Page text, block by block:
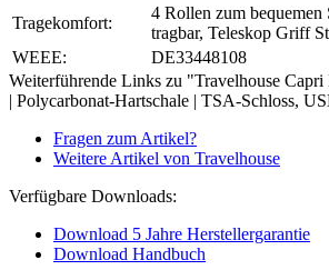
Tragekomfort:
4 Rollen zum bequemen
tragbar, Teleskop Griff
WEEE:
DE33448108
Weiterführende Links zu "Travelhouse
| Polycarbonat-Hartschale | TSA-Schloss,
Fragen zum Artikel?
Weitere Artikel von Travelhouse
Verfügbare Downloads:
Download 5 Jahre Herstellergarantie
Download Handbuch